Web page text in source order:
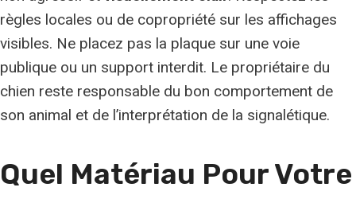
règles locales ou de copropriété sur les affichages
visibles. Ne placez pas la plaque sur une voie
publique ou un support interdit. Le propriétaire du
chien reste responsable du bon comportement de
son animal et de l’interprétation de la signalétique.
Quel Matériau Pour Votre